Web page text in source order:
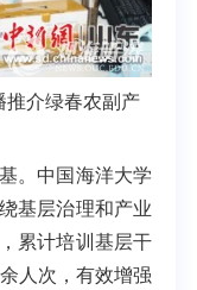
推介绿春农副产
。中国海洋大学
基层治理和产业
累计培训基层干
人次，有效增强